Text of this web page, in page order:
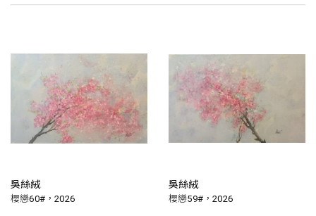
吳絲絨
櫻戀60#，2026
吳絲絨
櫻戀59#，2026